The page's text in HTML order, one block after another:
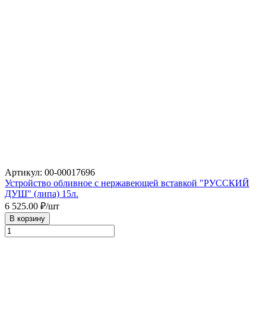
Артикул: 00-00017696
Устройство обливное с нержавеющей вставкой "РУССКИЙ
ДУШ" (липа) 15л.
6 525.00 ₽/шт
В корзину